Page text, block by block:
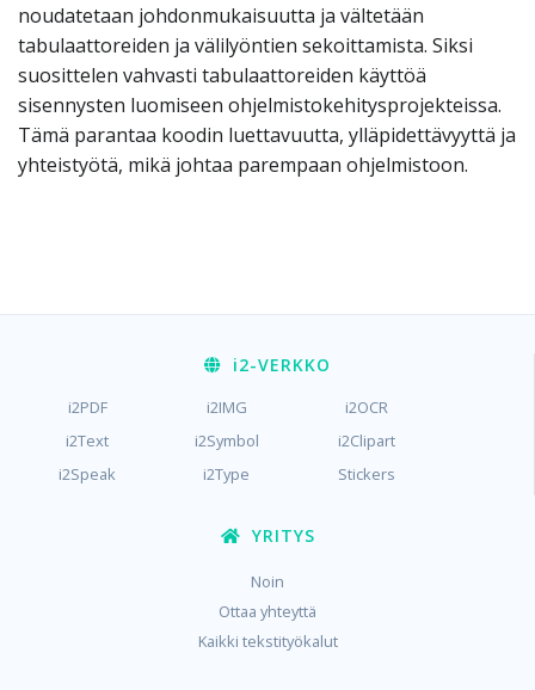
noudatetaan johdonmukaisuutta ja vältetään
tabulaattoreiden ja välilyöntien sekoittamista. Siksi
suosittelen vahvasti tabulaattoreiden käyttöä
sisennysten luomiseen ohjelmistokehitysprojekteissa.
Tämä parantaa koodin luettavuutta, ylläpidettävyyttä ja
yhteistyötä, mikä johtaa parempaan ohjelmistoon.
i2-VERKKO
i2PDF i2IMG
i2OCR
i2Text
i2Symbol
i2Clipart
i2Speak
i2Type Stickers
YRITYS
Noin
Ottaa yhteyttä
Kaikki tekstityökalut